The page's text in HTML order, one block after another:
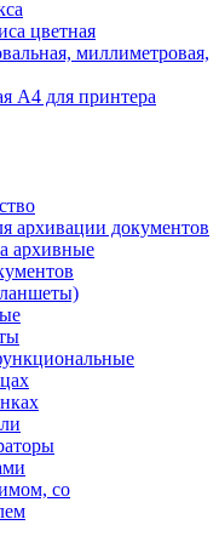
цветная
миллиметровая,
А4 для принтера
архивации документов
архивные
со